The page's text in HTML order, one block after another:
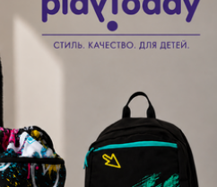
меньше минуты
Зарегистрироваться